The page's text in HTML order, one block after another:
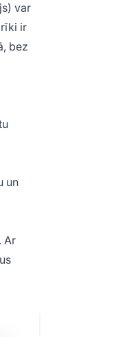
var
ir
bez
un
Ar